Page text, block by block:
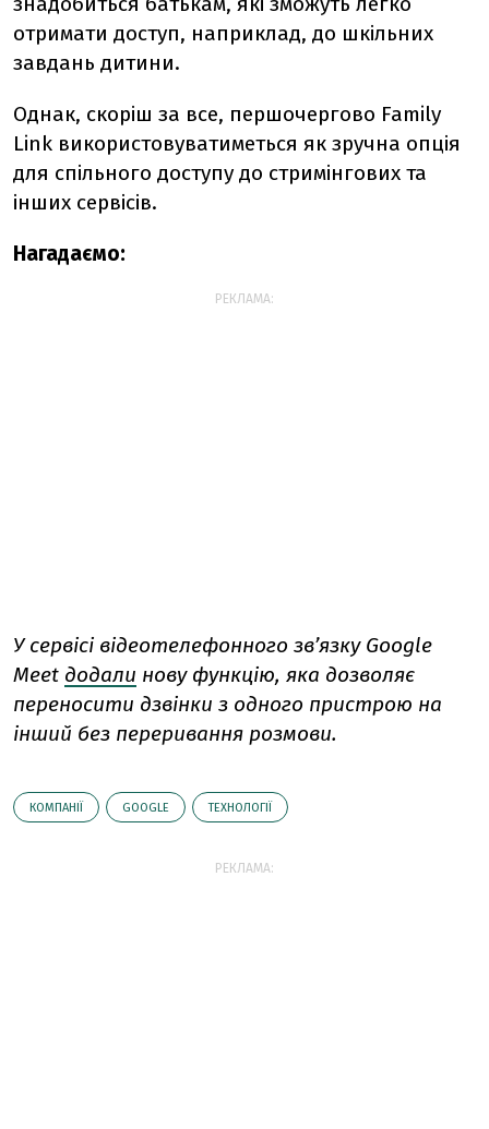
отримати доступ, наприклад, до шкільних
завдань дитини.
Однак, скоріш за все, першочергово Family
Link використовуватиметься як зручна опція
для спільного доступу до стримінгових та
інших сервісів.
Нагадаємо:
РЕКЛАМА:
У сервісі відеотелефонного звʼязку Google
Meet додали нову функцію, яка дозволяє
переносити дзвінки з одного пристрою на
інший без переривання розмови.
КОМПАНІЇ GOOGLE ТЕХНОЛОГІЇ
РЕКЛАМА: